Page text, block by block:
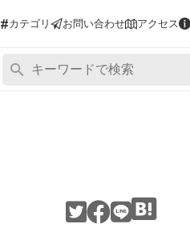
#カテゴリ お問い合わせ アクセス